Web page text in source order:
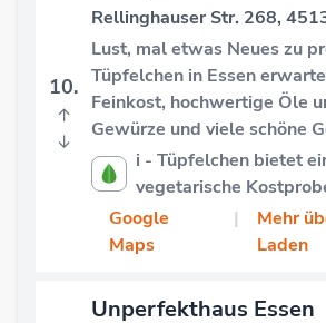
10.
↑
↓
Rellinghauser Str. 268,
Lust, mal etwas Neues zu
Tüpfelchen in Essen
Feinkost, hochwertige Öle
Gewürze und viele schöne
i - Tüpfelchen bietet
vegetarische
Google
Maps
|
Mehr
Laden
Unperfekthaus Essen